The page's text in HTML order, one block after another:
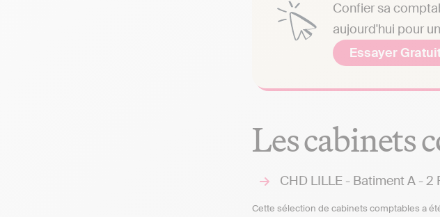
Confier sa
aujourd'hui pour
Essayer
Les cabinets
CHD LILLE - Batiment A - 2
Cette sélection de cabinets comptables a